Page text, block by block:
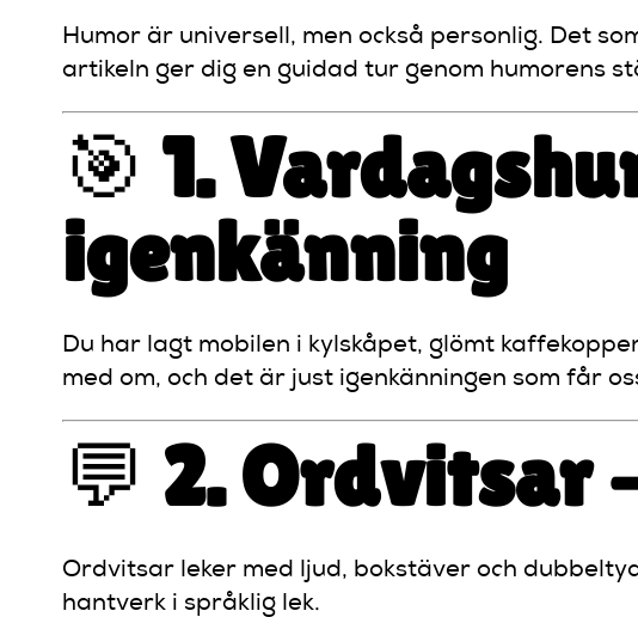
Humor är universell, men också personlig. Det
artikeln ger dig en guidad tur genom humorens
🎯 1.
igenkänning
Du har lagt mobilen i kylskåpet, glömt
med om, och det är just igenkänningen som får
💬 2. Ordvitsar
Ordvitsar leker med ljud, bokstäver och
hantverk i språklig lek.